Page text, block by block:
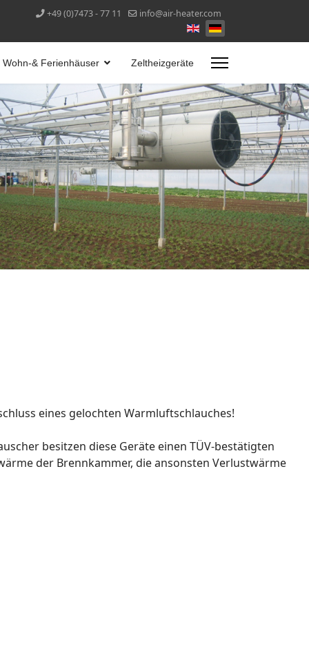
+49 (0)7473 - 77 11 info@air-heater.com
Wohn-& Ferienhäuser Zeltheizgeräte
eines gelochten Warmluftschlauches!
besitzen diese Geräte einen TÜV-bestätigten
der Brennkammer, die ansonsten Verlustwärme